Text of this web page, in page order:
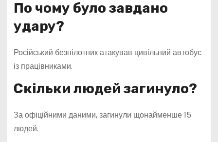
По чому було завдано
удару?
Російський безпілотник атакував цивільний автобус
із працівниками.
Скільки людей загинуло?
За офіційними даними, загинули щонайменше 15
людей.